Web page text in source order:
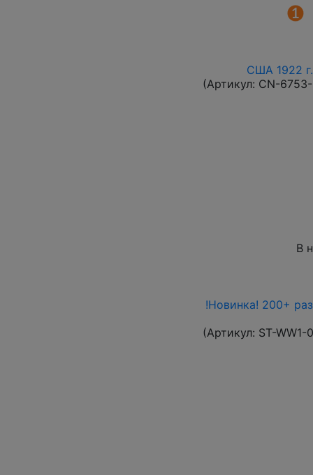
США 1922
(Артикул: CN-
В
!Новинка! 200+
(Артикул: ST-